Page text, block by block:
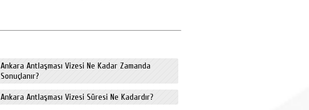
Ankara Antlaşması Vizesi Ne Kadar Zamanda
Sonuçlanır?
Ankara Antlaşması Vizesi Süresi Ne Kadardır?